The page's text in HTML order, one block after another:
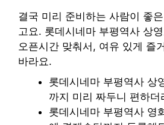
결국 미리 준비하는 사람이 좋
고요. 롯데시네마 부평역사 상
오픈시간 맞춰서, 여유 있게 즐
바라요.
롯데시네마 부평역사 상
까지 미리 짜두니 편하더
롯데시네마 부평역사 영